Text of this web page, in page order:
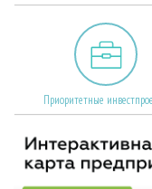
Приоритетные